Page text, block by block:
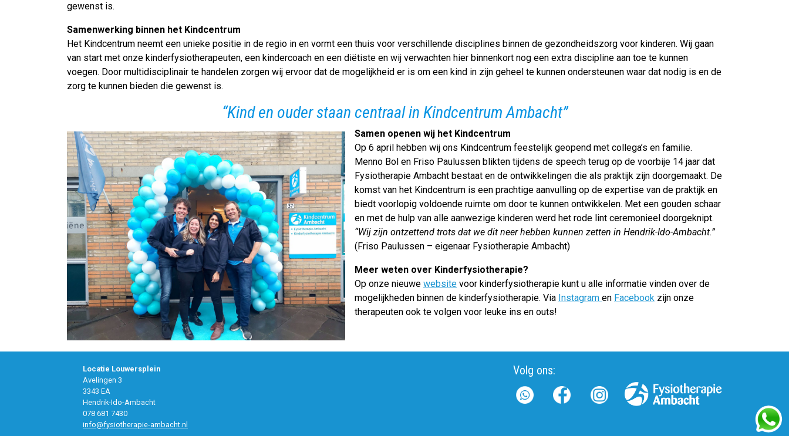
gewenst is.
Samenwerking binnen het Kindcentrum
Het Kindcentrum neemt een unieke positie in de regio in en vormt een thuis voor verschillende disciplines binnen de gezondheidszorg voor kinderen. Wij gaan
van start met onze kinderfysiotherapeuten, een kindercoach en een diëtiste en wij verwachten hier binnenkort nog een extra discipline aan toe te kunnen
voegen. Door multidisciplinair te handelen zorgen wij ervoor dat de mogelijkheid er is om een kind in zijn geheel te kunnen ondersteunen waar dat nodig is en de
zorg te kunnen bieden die gewenst is.
“Kind en ouder staan centraal in Kindcentrum Ambacht”
Samen openen wij het Kindcentrum
Op 6 april hebben wij ons Kindcentrum feestelijk geopend met collega’s en familie.
Menno Bol en Friso Paulussen blikten tijdens de speech terug op de voorbije 14 jaar dat
Fysiotherapie Ambacht bestaat en de ontwikkelingen die als praktijk zijn doorgemaakt. De
komst van het Kindcentrum is een prachtige aanvulling op de expertise van de praktijk en
biedt voorlopig voldoende ruimte om door te kunnen ontwikkelen. Met een gouden schaar
en met de hulp van alle aanwezige kinderen werd het rode lint ceremonieel doorgeknipt.
“Wij zijn ontzettend trots dat we dit neer hebben kunnen zetten in Hendrik-Ido-Ambacht.”
(Friso Paulussen – eigenaar Fysiotherapie Ambacht)
Meer weten over Kinderfysiotherapie?
Op onze nieuwe website voor kinderfysiotherapie kunt u alle informatie vinden over de
mogelijkheden binnen de kinderfysiotherapie. Via Instagram en Facebook zijn onze
therapeuten ook te volgen voor leuke ins en outs!
Locatie Louwersplein
Avelingen 3
3343 EA
Hendrik-Ido-Ambacht
078 681 7430
info@fysiotherapie-ambacht.nl
Volg ons: